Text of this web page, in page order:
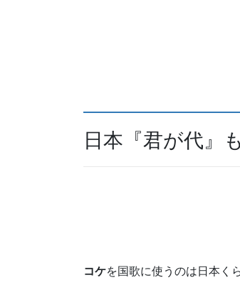
日本『君が代』
コケを国歌に使うのは日本く